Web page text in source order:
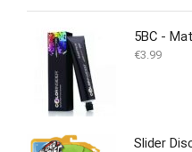
5BC -
€3.99
Slider